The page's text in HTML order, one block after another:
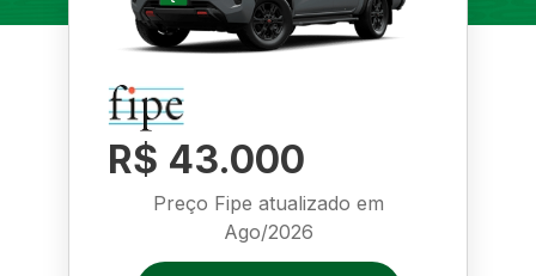
R$ 43.000
Preço Fipe atualizado em
Ago/2026